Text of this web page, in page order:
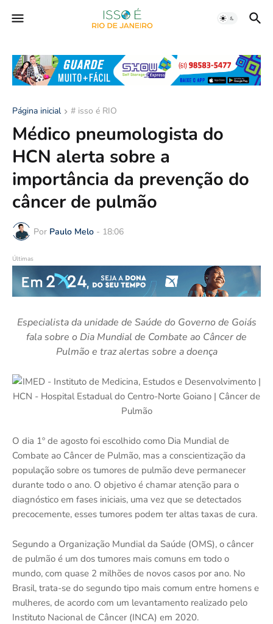
Página inicial # isso é RIO
Médico pneumologista do
HCN alerta sobre a
importância da prevenção do
câncer de pulmão
Por Paulo Melo - 18:06
Últimas
Especialista da unidade de Saúde do Governo de Goiás
fala sobre o Dia Mundial de Combate ao Câncer de
Pulmão e traz alertas sobre a doença
O dia 1º de agosto foi escolhido como Dia Mundial de
Combate ao Câncer de Pulmão, mas a conscientização da
população sobre os tumores de pulmão deve permanecer
durante todo o ano. O objetivo é chamar atenção para o
diagnóstico em fases iniciais, uma vez que se detectados
precocemente, esses tumores podem ter altas taxas de cura.
Segundo a Organização Mundial da Saúde (OMS), o câncer
de pulmão é um dos tumores mais comuns em todo o
mundo, com quase 2 milhões de novos casos por ano. No
Brasil, trata-se do segundo tipo mais comum entre homens e
mulheres, de acordo com um levantamento realizado pelo
Instituto Nacional de Câncer (INCA) em 2020.